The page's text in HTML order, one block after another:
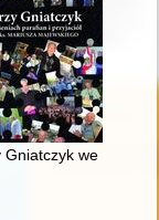
pamiątkowe
Gniatczyk we